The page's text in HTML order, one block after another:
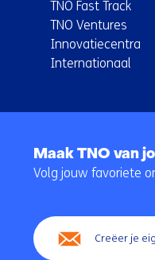
TNO Fast Track
TNO Ventures
Innovatiecentra
Internationaal
Maak TNO van
Volg jouw favoriete
Creëer je